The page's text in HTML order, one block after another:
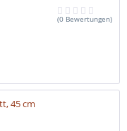
(0 Bewertungen)